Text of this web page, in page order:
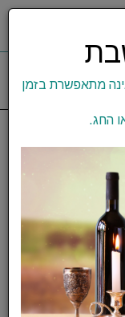
058
Silver
מתאפשרת בזמן
החג.